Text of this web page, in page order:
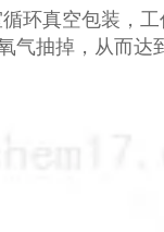
环真空包装，
气抽掉，从而达